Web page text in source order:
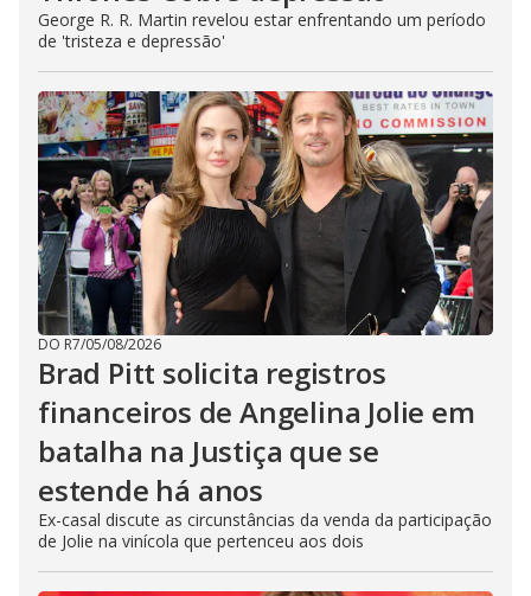
George R. R. Martin revelou estar enfrentando um período
de 'tristeza e depressão'
DO R7/05/08/2026
Brad Pitt solicita registros
financeiros de Angelina Jolie em
batalha na Justiça que se
estende há anos
Ex-casal discute as circunstâncias da venda da participação
de Jolie na vinícola que pertenceu aos dois